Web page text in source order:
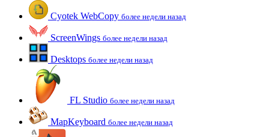
Cyotek WebCopy более недели назад
ScreenWings более недели назад
Desktops более недели назад
FL Studio более недели назад
MapKeyboard более недели назад